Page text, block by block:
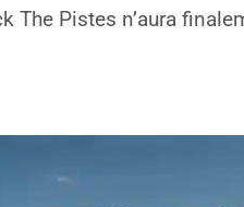
The Pistes n’aura